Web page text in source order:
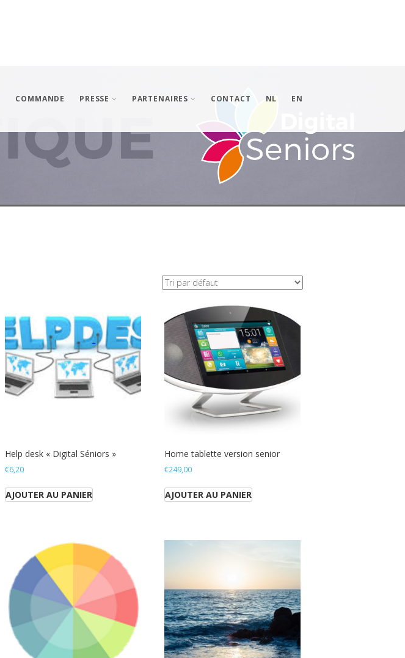
COMMANDE PRESSE PARTENAIRES CONTACT NL EN
Help desk « Digital Séniors »
€6,20
AJOUTER AU PANIER
Home tablette version senior
€249,00
AJOUTER AU PANIER